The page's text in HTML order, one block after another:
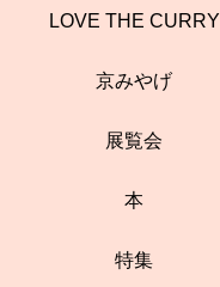
LOVE THE CURRY
京みやげ
展覧会
本
特集